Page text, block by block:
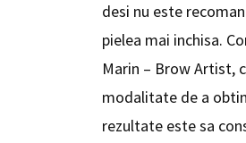
desi nu este
pielea mai inchisa.
Marin – Brow Artist,
modalitate de a
rezultate este sa